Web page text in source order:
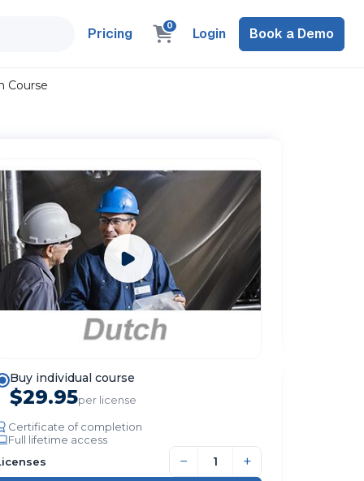
Pricing 0 Login Book a Demo
Course
Buy individual course
$29.95per license
Certificate of completion
Full lifetime access
− +